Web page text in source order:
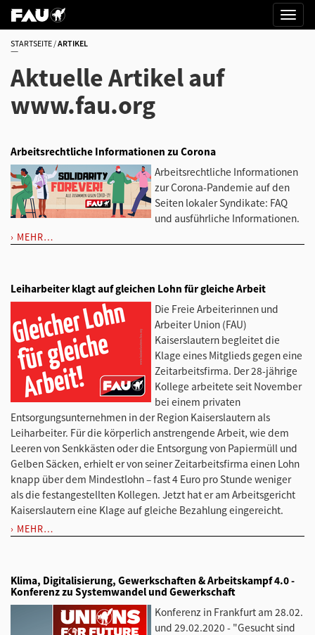
STARTSEITE ARTIKEL
Aktuelle Artikel auf
www.fau.org
Arbeitsrechtliche Informationen zu Corona
Arbeitsrechtliche Informationen
zur Corona-Pandemie auf den
Seiten lokaler Syndikate: FAQ
und ausführliche Informationen.
MEHR…
Leiharbeiter klagt auf gleichen Lohn für gleiche Arbeit
Die Freie Arbeiterinnen und
Arbeiter Union (FAU)
Kaiserslautern begleitet die
Klage eines Mitglieds gegen eine
Zeitarbeitsfirma. Der 28-jährige
Kollege arbeitete seit November
bei einem privaten
Entsorgungsunternehmen in der Region Kaiserslautern als
Leiharbeiter. Für die körperlich anstrengende Arbeit, wie dem
Leeren von Senkkästen oder die Entsorgung von Papiermüll und
Gelben Säcken, erhielt er von seiner Zeitarbeitsfirma einen Lohn
knapp über dem Mindestlohn – fast 4 Euro pro Stunde weniger
als die festangestellten Kollegen. Jetzt hat er am Arbeitsgericht
Kaiserslautern eine Klage auf gleiche Bezahlung eingereicht.
MEHR…
Klima, Digitalisierung, Gewerkschaften & Arbeitskampf 4.0 -
Konferenz zu Systemwandel und Gewerkschaft
Konferenz in Frankfurt am 28.02.
und 29.02.2020 - "Gesucht sind